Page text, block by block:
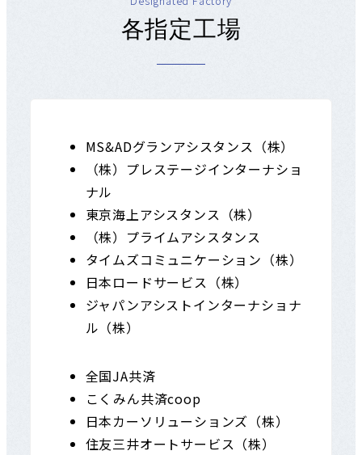
各指定工場
MS&ADグランアシスタンス（株）
（株）プレステージインターナショ
ナル
東京海上アシスタンス（株）
（株）プライムアシスタンス
タイムズコミュニケーション（株）
日本ロードサービス（株）
ジャパンアシストインターナショナ
ル（株）
全国JA共済
こくみん共済coop
日本カーソリューションズ（株）
住友三井オートサービス（株）